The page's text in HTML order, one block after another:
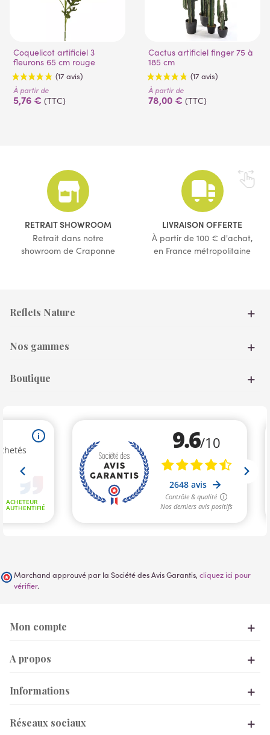
Coquelicot artificiel 3
fleurons 65 cm rouge
(17 avis)
À partir de
5,76 € (TTC)
Cactus artificiel finger 75 à
185 cm
(17 avis)
À partir de
78,00 € (TTC)
RETRAIT SHOWROOM
Retrait dans notre
showroom de Craponne
LIVRAISON OFFERTE
À partir de 100 € d'achat,
en France métropolitaine
Reflets Nature
Nos gammes
Boutique
Marchand approuvé par la Société des Avis Garantis, cliquez ici pour
vérifier.
Mon compte
A propos
Informations
Réseaux sociaux